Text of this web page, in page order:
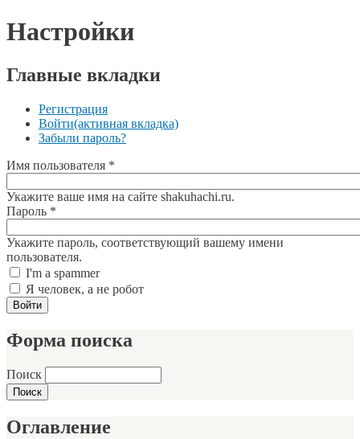
Настройки
Главные вкладки
Регистрация
Войти(активная вкладка)
Забыли пароль?
Имя пользователя *
Укажите ваше имя на сайте shakuhachi.ru.
Пароль *
Укажите пароль, соответствующий вашему имени
пользователя.
I'm a spammer
Я человек, а не робот
Форма поиска
Поиск
Оглавление